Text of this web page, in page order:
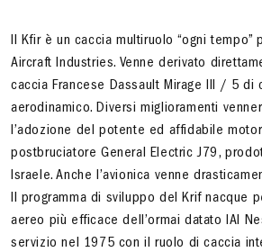
Il Kfir è un caccia multiruolo “ogni tempo”
Aircraft Industries. Venne derivato
caccia Francese Dassault Mirage III / 5 di
aerodinamico. Diversi miglioramenti
l’adozione del potente ed affidabile
postbruciatore General Electric J79,
Israele. Anche l’avionica venne
Il programma di sviluppo del Krif nacque
aereo più efficace dell’ormai datato IAI
servizio nel 1975 con il ruolo di caccia